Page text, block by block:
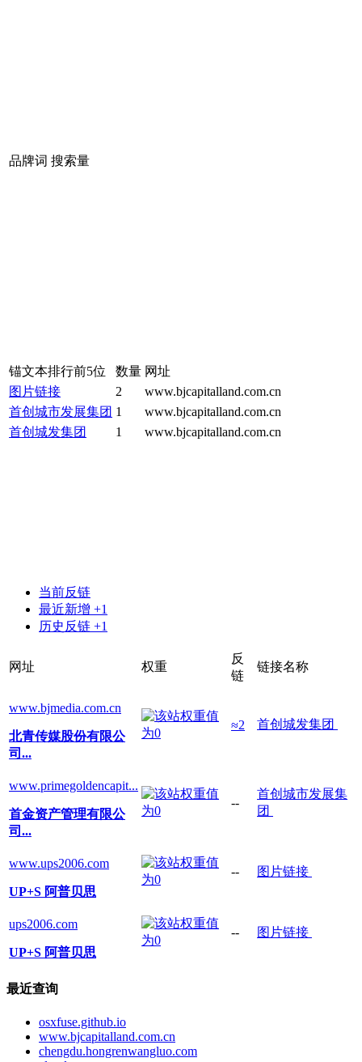
品牌词 搜索量
锚文本排行前5位 数量 网址
图片链接
2
www.bjcapitalland.com.cn
首创城市发展集团 1
www.bjcapitalland.com.cn
首创城发集团
1 www.bjcapitalland.com.cn
当前反链
最近新增 +1
历史反链 +1
网址 权重
反
链
链接名称
www.bjmedia.com.cn
北青传媒股份有限公
司...
≈2 首创城发集团
www.primegoldencapit...
首金资产管理有限公
司...
--
首创城市发展集
团
www.ups2006.com
UP+S 阿普贝思
-- 图片链接
ups2006.com
UP+S 阿普贝思
-- 图片链接
最近查询
osxfuse.github.io
www.bjcapitalland.com.cn
chengdu.hongrenwangluo.com